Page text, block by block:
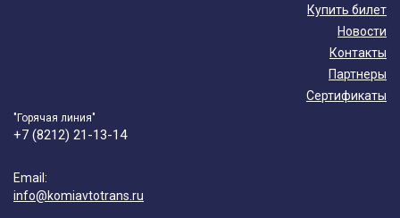
Купить билет
Новости
Контакты
Партнеры
Сертификаты
"Горячая линия"
+7 (8212) 21-13-14
Email:
info@komiavtotrans.ru